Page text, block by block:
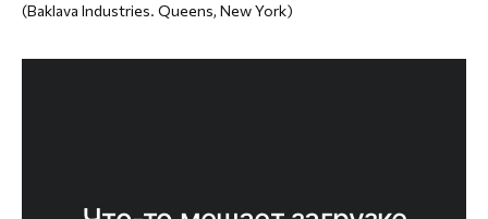
(Baklava Industries. Queens, New York)